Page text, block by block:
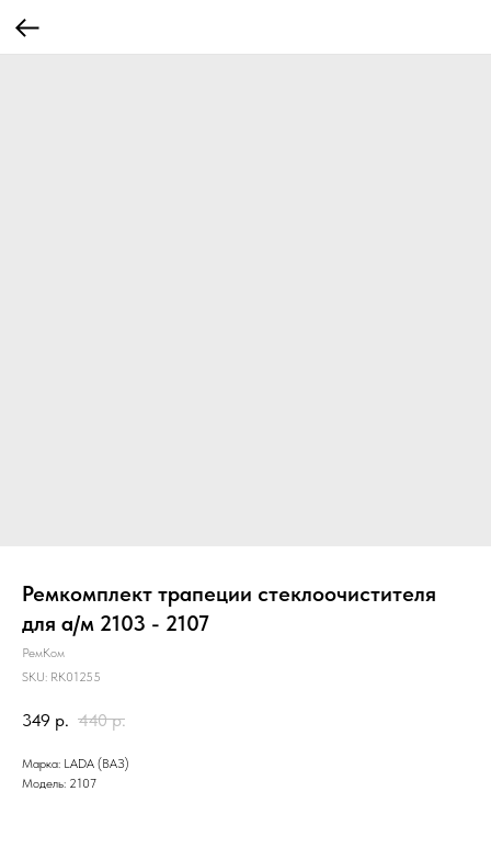
Ремкомплект трапеции стеклоочистителя
для а/м 2103 - 2107
РемКом
SKU: RK01255
349 р. 440 р.
Марка: LADA (ВАЗ)
Модель: 2107